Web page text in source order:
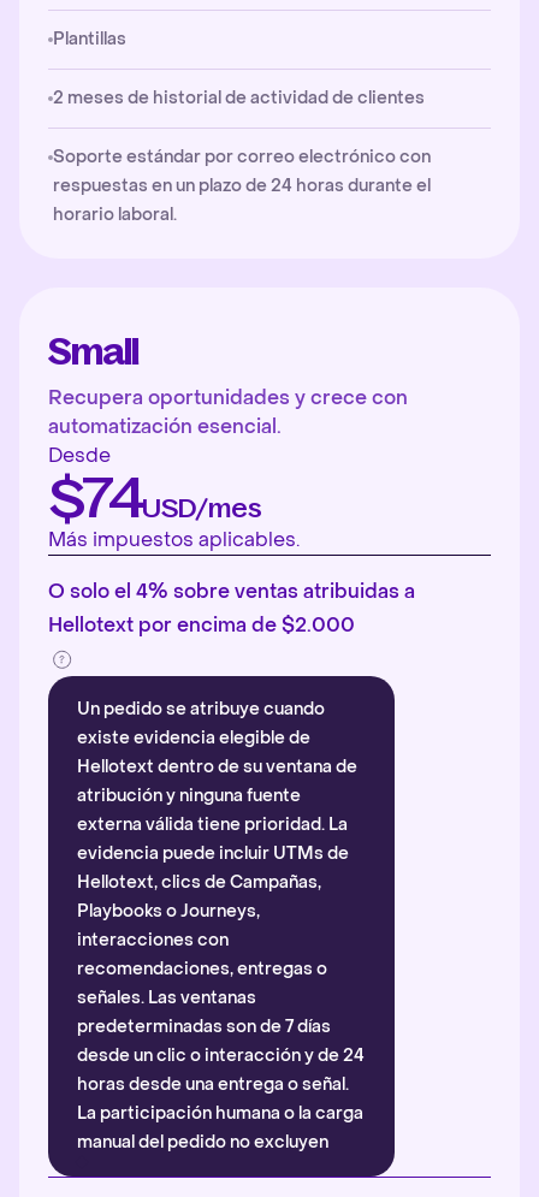
Plantillas
2 meses de historial de actividad de clientes
Soporte estándar por correo electrónico con
respuestas en un plazo de 24 horas durante el
horario laboral.
Small
Recupera oportunidades y crece con
automatización esencial.
Desde
$74USD/mes
Más impuestos aplicables.
O solo el 4% sobre ventas atribuidas a
Hellotext por encima de $2.000
Un pedido se atribuye cuando
existe evidencia elegible de
Hellotext dentro de su ventana de
atribución y ninguna fuente
externa válida tiene prioridad. La
evidencia puede incluir UTMs de
Hellotext, clics de Campañas,
Playbooks o Journeys,
interacciones con
recomendaciones, entregas o
señales. Las ventanas
predeterminadas son de 7 días
desde un clic o interacción y de 24
horas desde una entrega o señal.
La participación humana o la carga
manual del pedido no excluyen
automáticamente la atribución.